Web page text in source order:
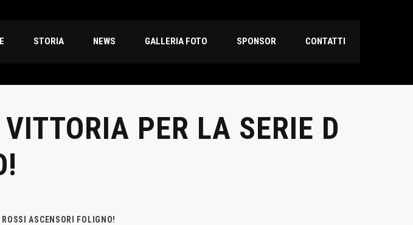
STORIA NEWS GALLERIA FOTO SPONSOR CONTATTI
PER LA SERIE D
ASCENSORI FOLIGNO!